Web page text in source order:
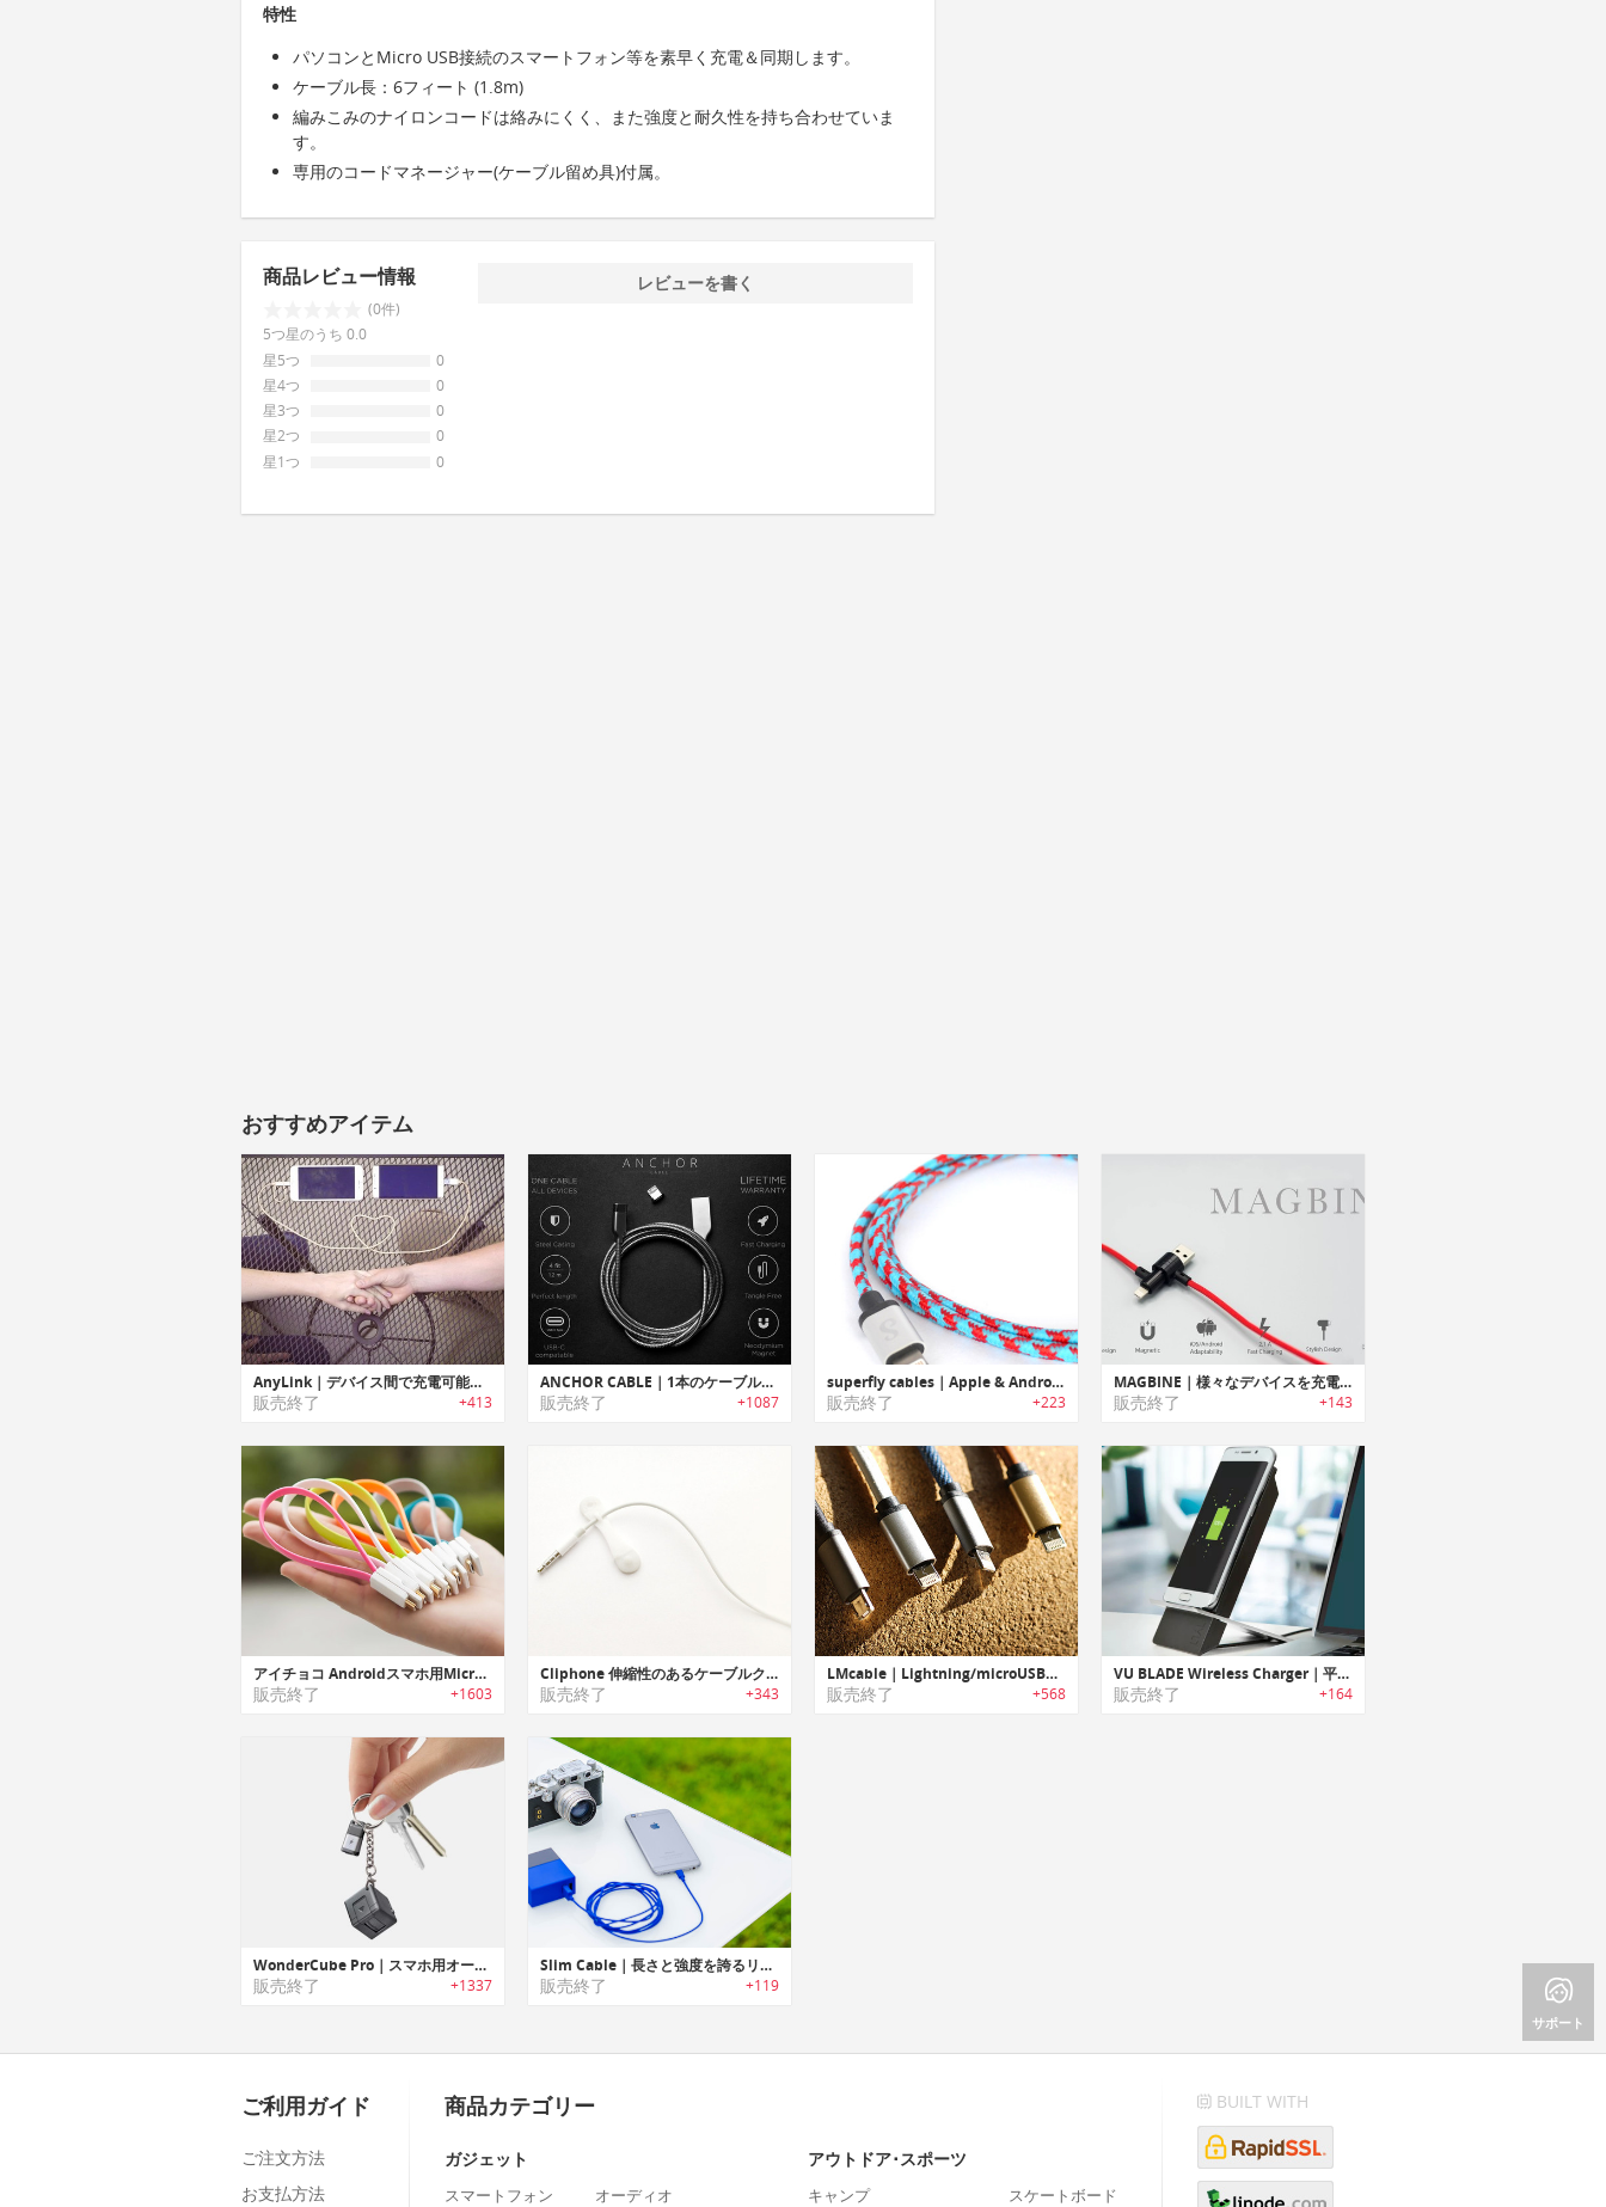
特性
パソコンとMicro USB接続のスマートフォン等を素早く充電＆同期します。
ケーブル長：6フィート (1.8m)
編みこみのナイロンコードは絡みにくく、また強度と耐久性を持ち合わせていま
す。
専用のコードマネージャー(ケーブル留め具)付属。
商品レビュー情報
(0件)
5つ星のうち 0.0
星5つ
0
星4つ
0
星3つ
0
星2つ
0
星1つ
0
レビューを書く
おすすめアイテム
AnyLink｜デバイス間で充電可能なケーブル「エニーリンク」
販売終了 +413
ANCHOR CABLE｜1本のケーブルでiOS/Android/USB-C搭載デバイスを充電可能なマグネット端子搭載タフケーブル「アンカーケーブル」
販売終了 +1087
superfly cables｜Apple & Android用USB充電ケーブル「スーパーフライケーブル」
販売終了 +223
MAGBINE｜様々なデバイスを充電可能なオールインワンUSBマグネットケーブル「マグバイン」
販売終了 +143
アイチョコ Androidスマホ用Micro USB充電ケーブル
販売終了 +1603
Cliphone 伸縮性のあるケーブルクリップ
販売終了 +343
LMcable｜Lightning/microUSB両対応の2-in-1ケーブル「エルエムケーブル」
販売終了 +568
VU BLADE Wireless Charger｜平置き/直立スタンドとして利用可能な2イン1ワイヤレス充電パッド
販売終了 +164
WonderCube Pro｜スマホ用オールインワンアクセサリーキューブ「ワンダーキューブプロ」
販売終了 +1337
Slim Cable｜長さと強度を誇るリバーシブルUSBライティングケーブル「スリムケーブル」
販売終了 +119
サポート
ご利用ガイド
ご注文方法
お支払方法
商品カテゴリー
ガジェット
スマートフォン オーディオ
アウトドア･スポーツ
キャンプ スケートボード
BUILT WITH